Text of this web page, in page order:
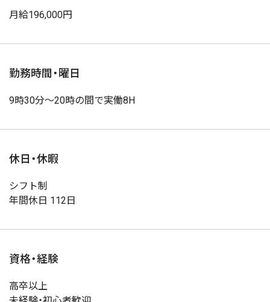
月給196,000円
勤務時間・曜日
9時30分～20時の間で実働8H
休日・休暇
シフト制
年間休日 112日
資格・経験
高卒以上